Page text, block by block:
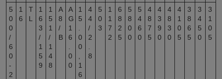
5
0
0
/
6
0
-
2
1
6
T
L
1
6
3
/
1
5
9
1
5
1
/
1
4
8
A
8
/
B
A
G
1
6
0
0
1
5
0
0
1
6
4
4
/
2
8
5
0
3
1
1
7
2
6
8
2
5
5
8
0
0
5
4
6
0
4
8
7
5
4
3
9
0
4
8
3
0
4
1
0
5
3
8
6
5
3
4
5
0
3
1
0
5